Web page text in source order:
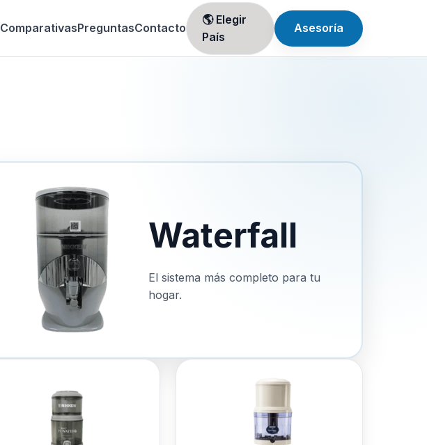
ComparativasPreguntasContacto
🌎 Elegir
País
Asesoría
Waterfall
El sistema más completo para tu
hogar.